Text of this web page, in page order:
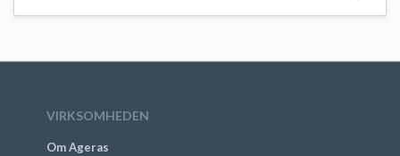
VIRKSOMHEDEN
Om Ageras